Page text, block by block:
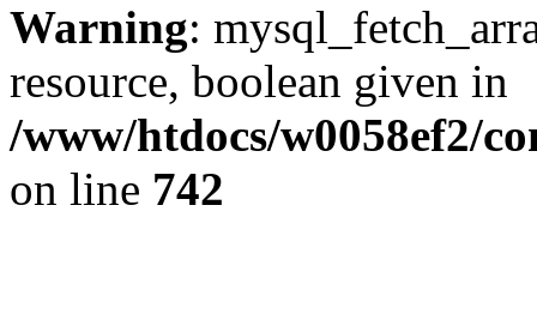
Warning:
resource, boolean given in
/www/htdocs/w0058ef2/
on line 742